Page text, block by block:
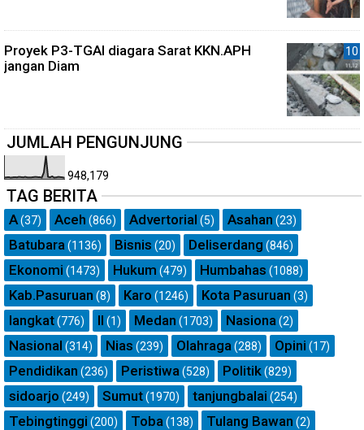
Proyek P3-TGAI diagara Sarat KKN.APH
jangan Diam
JUMLAH PENGUNJUNG
948,179
TAG BERITA
A(37) Aceh (866) Advertorial (5) Asahan (23)
Batubara (1136) Bisnis (20) Deliserdang (846)
Ekonomi (1473) Hukum (479) Humbahas (1088)
Kab.Pasuruan (8) Karo (1246) Kota Pasuruan (3)
langkat(776) ll (1) Medan (1703) Nasiona (2)
Nasional (314) Nias (239) Olahraga (288) Opini (17)
Pendidikan (236) Peristiwa (528) Politik(829)
sidoarjo (249) Sumut(1970) tanjungbalai (254)
Tebingtinggi (200) Toba (138) Tulang Bawan (2)